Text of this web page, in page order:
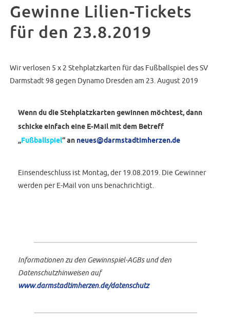
Gewinne Lilien-Tickets
für den 23.8.2019
Wir verlosen 5 x 2 Stehplatzkarten für das Fußballspiel des SV
Darmstadt 98 gegen Dynamo Dresden am 23. August 2019
Wenn du die Stehplatzkarten gewinnen möchtest, dann
schicke einfach eine E-Mail mit dem Betreff
„Fußballspiel“ an neues@darmstadtimherzen.de
Einsendeschluss ist Montag, der 19.08.2019. Die Gewinner
werden per E-Mail von uns benachrichtigt.
Informationen zu den Gewinnspiel-AGBs und den
Datenschutzhinweisen auf
www.darmstadtimherzen.de/datenschutz